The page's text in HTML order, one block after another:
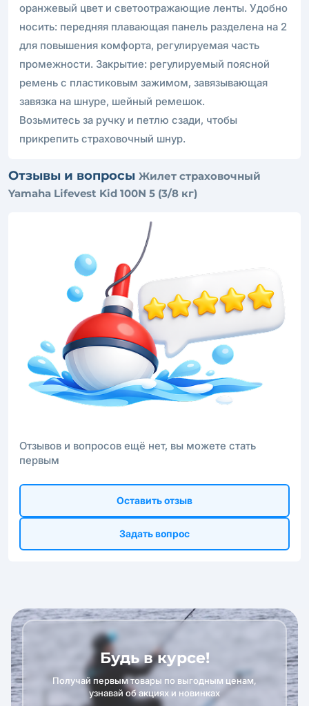
оранжевый цвет и светоотражающие ленты. Удобно
носить: передняя плавающая панель разделена на 2
для повышения комфорта, регулируемая часть
промежности. Закрытие: регулируемый поясной
ремень с пластиковым зажимом, завязывающая
завязка на шнуре, шейный ремешок.
Возьмитесь за ручку и петлю сзади, чтобы
прикрепить страховочный шнур.
Отзывы и вопросы Жилет страховочный
Yamaha Lifevest Kid 100N 5 (3/8 кг)
Отзывов и вопросов ещё нет, вы можете стать
первым
Оставить отзыв
Задать вопрос
Будь в курсе!
Получай первым товары по выгодным ценам,
узнавай об акциях и новинках